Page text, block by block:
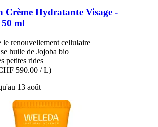
Crème Hydratante Visage -​
ml
le renouvellement cellulaire
huile de Jojoba bio
petites rides
590.00 / L)
13 août